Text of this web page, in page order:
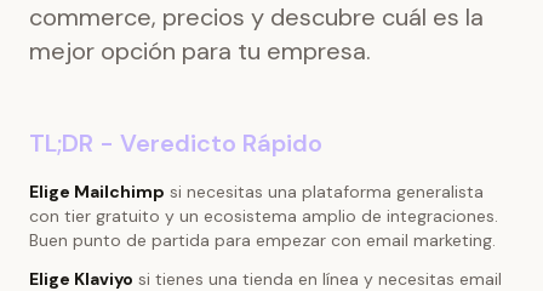
commerce, precios y descubre cuál es la
mejor opción para tu empresa.
TL;DR - Veredicto Rápido
Elige Mailchimp si necesitas una plataforma generalista
con tier gratuito y un ecosistema amplio de integraciones.
Buen punto de partida para empezar con email marketing.
Elige Klaviyo si tienes una tienda en línea y necesitas email